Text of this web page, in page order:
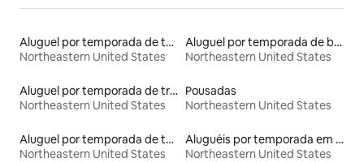
Aluguel por temporada de townhouses
Northeastern United States
Aluguel por temporada de barcos
Northeastern United States
Aluguel por temporada de trens
Northeastern United States
Pousadas
Northeastern United States
Aluguel por temporada de tendas
Northeastern United States
Aluguéis por temporada em resorts
Northeastern United States